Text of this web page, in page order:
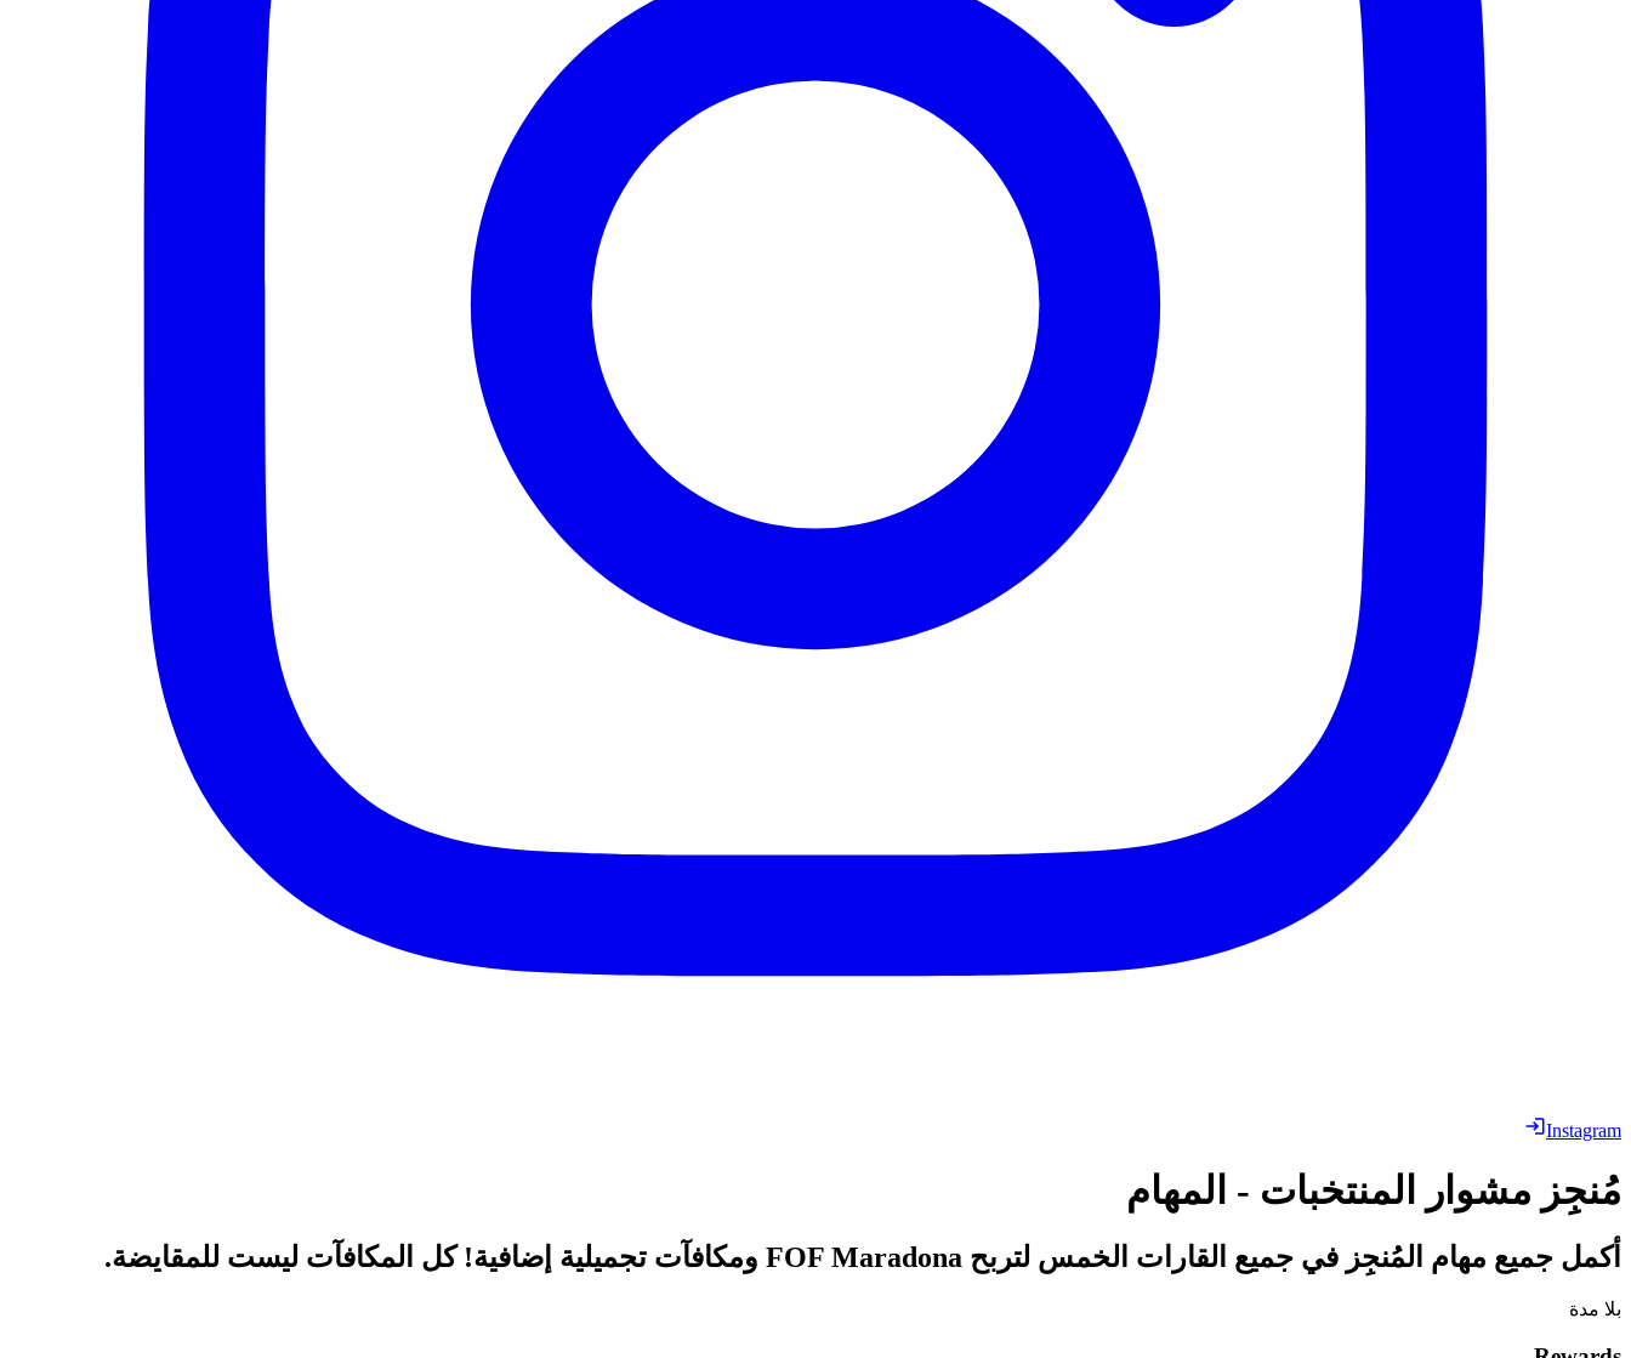
Instagram
مُنجِز مشوار المنتخبات - المهام
أكمل جميع مهام المُنجِز في جميع القارات الخمس لتربح FOF Maradona ومكافآت تجميلية إضافية! كل المكافآت ليست للمقايضة.
بلا مدة